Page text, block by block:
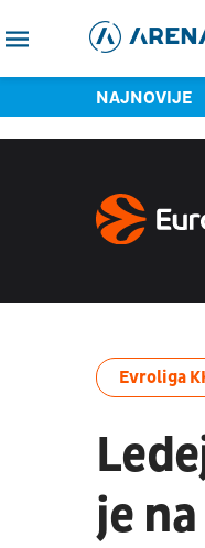
NAJNOVIJE
Mangala pred potpisom
Evroliga
je